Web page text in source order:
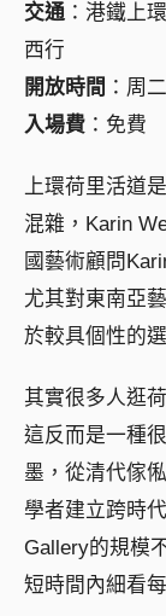
交通 ：港鐵上
西行
開放時間 ：周
入場費 ：免費
上環荷里活道
混雜，Karin
國藝術顧問
尤其對東南亞
於較具個性的選
其實很多人逛
這反而是一種
墨，從清代傢
學者建立跨時
Gallery的規模
短時間內細看